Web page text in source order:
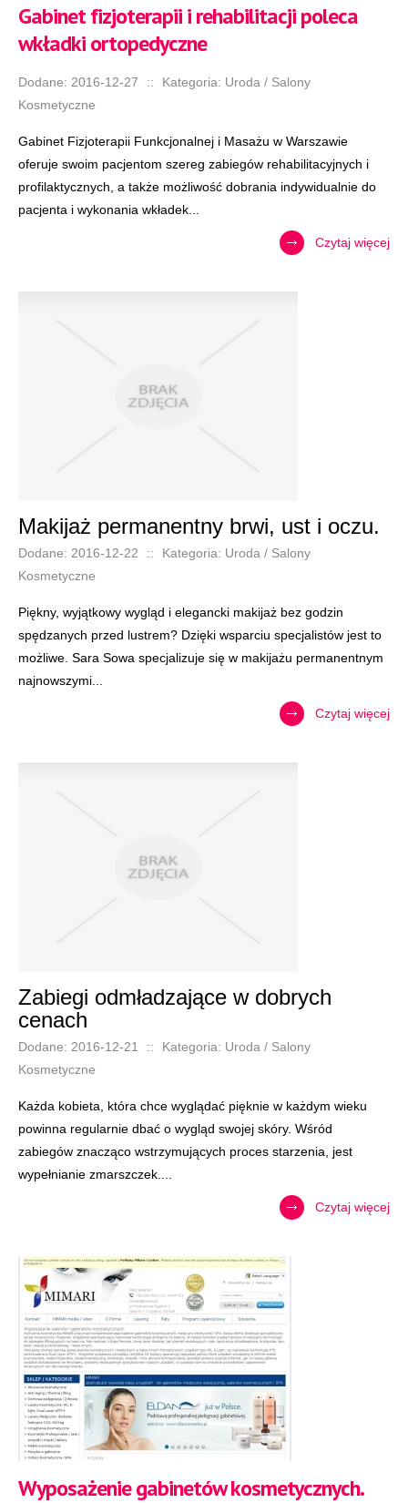
Gabinet fizjoterapii i rehabilitacji poleca
wkładki ortopedyczne
Dodane: 2016-12-27 ::
Kategoria: Uroda / Salony
Kosmetyczne
Gabinet Fizjoterapii Funkcjonalnej i Masażu w Warszawie
oferuje swoim pacjentom szereg zabiegów rehabilitacyjnych i
profilaktycznych, a także możliwość dobrania indywidualnie do
pacjenta i wykonania wkładek...
Czytaj więcej
Makijaż permanentny brwi, ust i oczu.
Dodane: 2016-12-22 ::
Kategoria: Uroda / Salony
Kosmetyczne
Piękny, wyjątkowy wygląd i elegancki makijaż bez godzin
spędzanych przed lustrem? Dzięki wsparciu specjalistów jest to
możliwe. Sara Sowa specjalizuje się w makijażu permanentnym
najnowszymi...
Czytaj więcej
Zabiegi odmładzające w dobrych
cenach
Dodane: 2016-12-21 ::
Kategoria: Uroda / Salony
Kosmetyczne
Każda kobieta, która chce wyglądać pięknie w każdym wieku
powinna regularnie dbać o wygląd swojej skóry. Wśród
zabiegów znacząco wstrzymujących proces starzenia, jest
wypełnianie zmarszczek....
Czytaj więcej
Wyposażenie gabinetów kosmetycznych.